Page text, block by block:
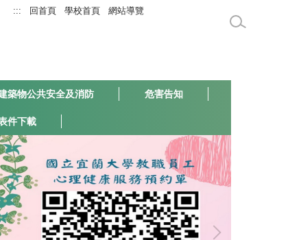
::: 回首頁 學校首頁 網站導覽
築物公共安全及消防 危害告知
件下載